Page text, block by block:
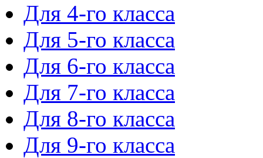
Для 4-го класса
Для 5-го класса
Для 6-го класса
Для 7-го класса
Для 8-го класса
Для 9-го класса